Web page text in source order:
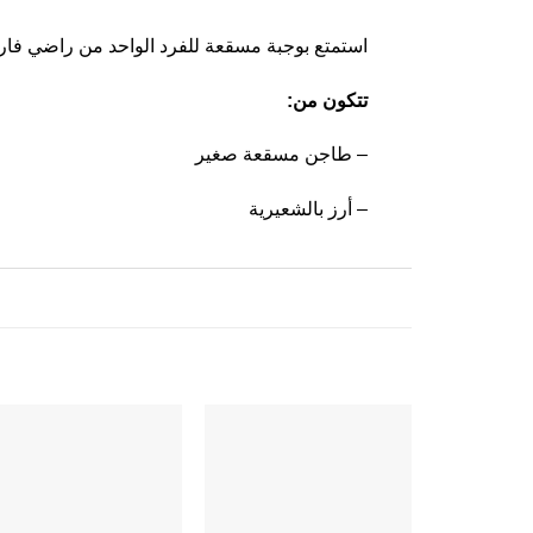
استمتع بوجبة مسقعة للفرد الواحد من راضي
:تتكون من
طاجن مسقعة صغير –
أرز بالشعيرية –